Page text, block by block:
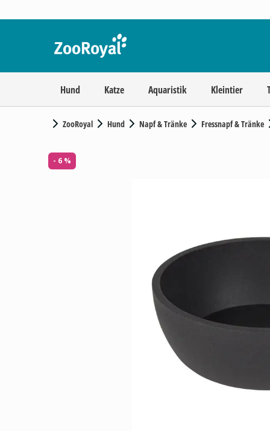
Hund Katze Aquaristik Kleintier
ZooRoyal Hund Napf & Tränke Fressnapf & Tränke
- 6 %